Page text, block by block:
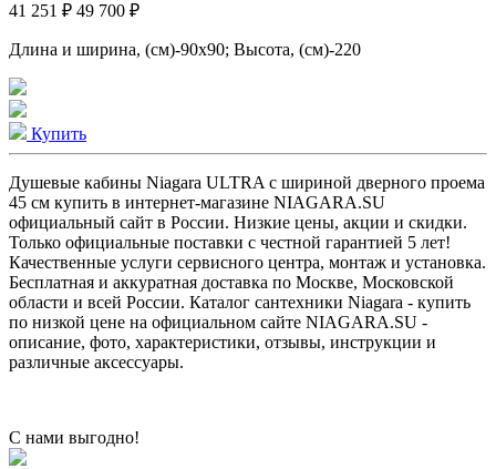
41 251 ₽ 49 700 ₽
Длина и ширина, (см)-90x90; Высота, (см)-220
Купить
Душевые кабины Niagara ULTRA с шириной дверного проема
45 см купить в интернет-магазине NIAGARA.SU
официальный сайт в России. Низкие цены, акции и скидки.
Только официальные поставки c честной гарантией 5 лет!
Качественные услуги сервисного центра, монтаж и установка.
Бесплатная и аккуратная доставка по Москве, Московской
области и всей России. Каталог сантехники Niagara - купить
по низкой цене на официальном сайте NIAGARA.SU -
описание, фото, характеристики, отзывы, инструкции и
различные аксессуары.
С нами выгодно!